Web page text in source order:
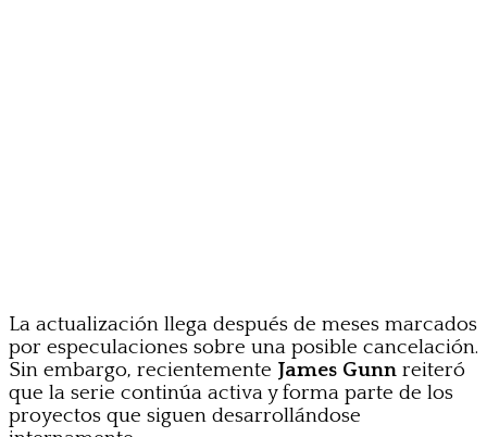
La actualización llega después de meses marcados
por especulaciones sobre una posible cancelación.
Sin embargo, recientemente James Gunn reiteró
que la serie continúa activa y forma parte de los
proyectos que siguen desarrollándose